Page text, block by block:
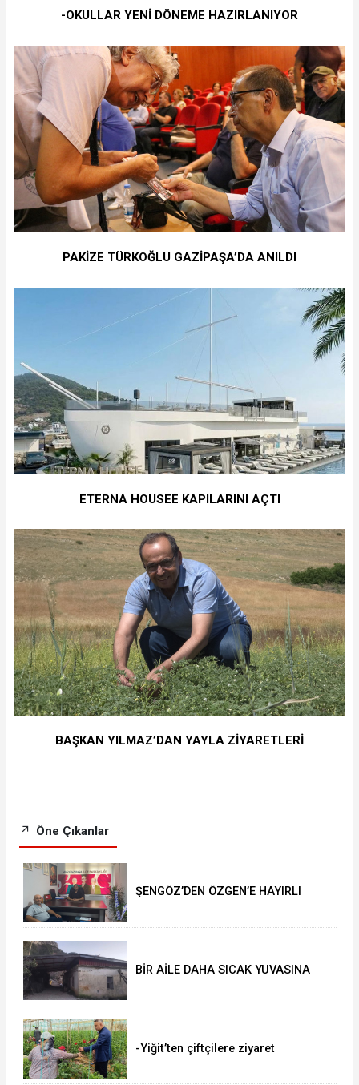
-OKULLAR YENİ DÖNEME HAZIRLANIYOR
PAKİZE TÜRKOĞLU GAZİPAŞA’DA ANILDI
ETERNA HOUSEE KAPILARINI AÇTI
BAŞKAN YILMAZ’DAN YAYLA ZİYARETLERİ
Öne Çıkanlar
ŞENGÖZ’DEN ÖZGEN’E HAYIRLI
BİR AİLE DAHA SICAK YUVASINA
-Yiğit’ten çiftçilere ziyaret